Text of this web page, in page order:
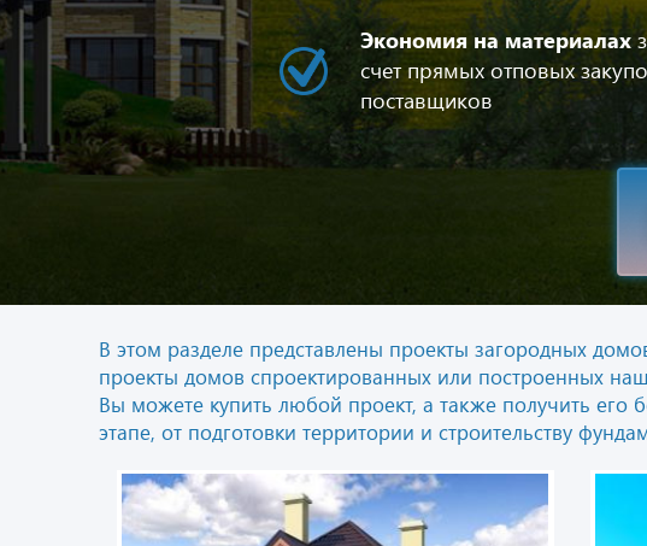
Экономия на материалах
счет прямых отповых
поставщиков
В этом разделе представлены проекты загородных
проекты домов спроектированных или построенных
Вы можете купить любой проект, а также получить
этапе, от подготовки территории и строительству